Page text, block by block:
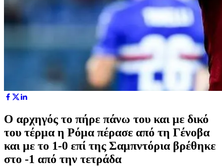
Ο αρχηγός το πήρε πάνω του και με δικό
του τέρμα η Ρόμα πέρασε από τη Γένοβα
και με το 1-0 επί της Σαμπντόρια βρέθηκε
στο -1 από την τετράδα